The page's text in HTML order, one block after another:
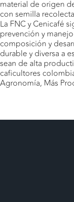
material de origen
con semilla
La FNC y Cenicafé
prevención y
composición y
durable y diversa a
sean de alta
caficultores
Agronomía, Más